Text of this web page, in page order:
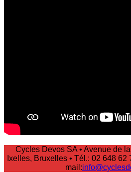
Cycles Devos SA • Avenue de
Ixelles, Bruxelles • Tél.: 02 648 62
mail: